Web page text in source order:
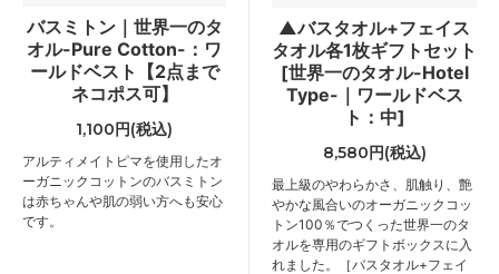
バスミトン｜世界一のタ
オル-Pure Cotton-：ワ
ールドベスト【2点まで
ネコポス可】
1,100円(税込)
アルティメイトピマを使用したオ
ーガニックコットンのバスミトン
は赤ちゃんや肌の弱い方へも安心
です。
▲バスタオル+フェイス
タオル各1枚ギフトセット
[世界一のタオル-Hotel
Type-｜ワールドベス
ト：中]
8,580円(税込)
最上級のやわらかさ、肌触り、艶
やかな風合いのオーガニックコッ
トン100％でつくった世界一のタ
オルを専用のギフトボックスに入
れました。［バスタオル+フェイ